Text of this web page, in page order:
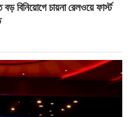
বিনিয়োগে চায়না রেলওয়ে ফার্স্ট